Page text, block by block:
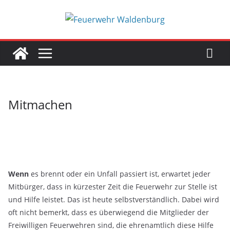
Mitmachen
Wenn es brennt oder ein Unfall passiert ist, erwartet jeder
Mitbürger, dass in kürzester Zeit die Feuerwehr zur Stelle ist
und Hilfe leistet. Das ist heute selbstverständlich. Dabei wird
oft nicht bemerkt, dass es überwiegend die Mitglieder der
Freiwilligen Feuerwehren sind, die ehrenamtlich diese Hilfe